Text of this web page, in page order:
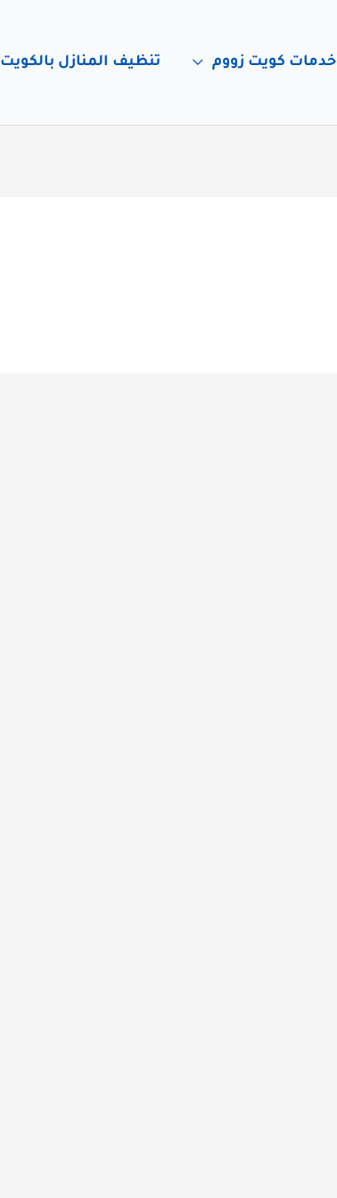
خدمات كويت زووم تنظيف المنازل بالكويت